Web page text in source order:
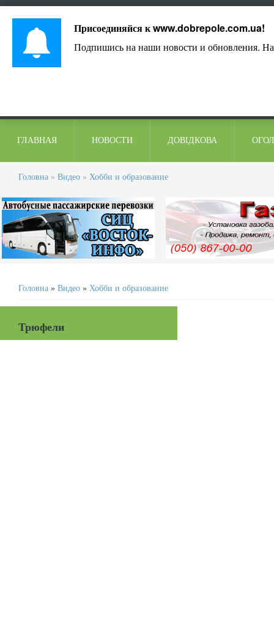
ГЛАВНАЯ НОВОСТИ ДОВІДКОВА
Головна » Видео » Хобби и образование
Головна » Видео » Хобби и образование
Трюфели
Присоединяйся кwww.dobrepole.com.ua!
Подпишись на наши новости и обновления.